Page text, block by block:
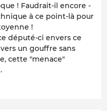
! Faudrait-il encore -
à ce point-là pour
!
député-ci envers ce
un gouffre sans
cette "menace"